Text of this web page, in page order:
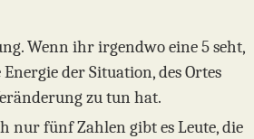
Wenn ihr irgendwo eine 5 seht,
Energie der Situation, des Ortes
zu tun hat.
nur fünf Zahlen gibt es Leute, die